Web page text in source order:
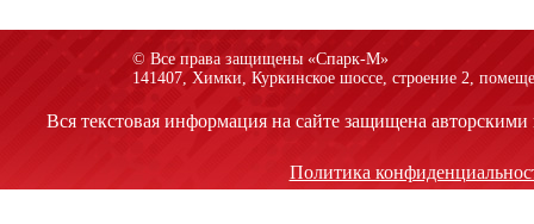
© Все права защищены «Спарк-M»
141407, Химки, Куркинское шоссе, строение 2,
Вся текстовая информация на сайте защищена
Политика